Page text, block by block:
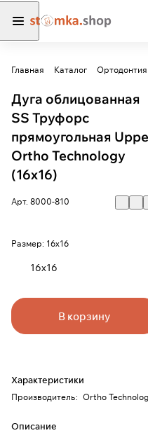
Главная Каталог Ортодонтия
Дуга облицованная
SS Труфорс
прямоугольная
Ortho Technology
(16х16)
Арт. 8000-810
Размер: 16х16
16х16
В корзину
Характеристики
Производитель: Ortho
Описание